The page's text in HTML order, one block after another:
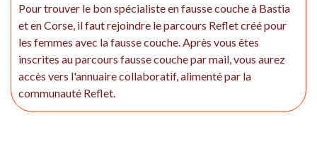
Pour trouver le bon spécialiste en fausse couche à Bastia
et en Corse, il faut rejoindre le parcours Reflet créé pour
les femmes avec la fausse couche. Après vous êtes
inscrites au parcours fausse couche par mail, vous aurez
accès vers l'annuaire collaboratif, alimenté par la
communauté Reflet.